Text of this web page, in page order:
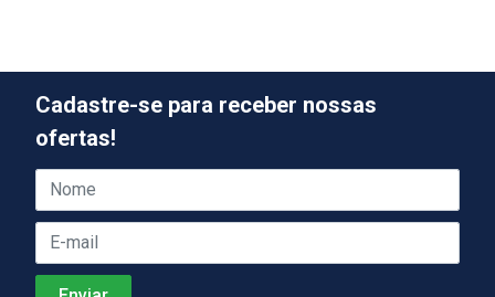
Cadastre-se para receber nossas
ofertas!